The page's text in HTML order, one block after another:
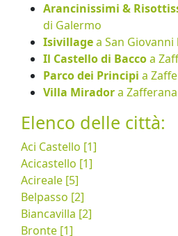
Arancinissimi &
di Galermo
Isivillagea San Giovanni
Il Castello di Baccoa
Parco dei Principi a
Villa Miradora
Elenco delle città:
Aci Castello [1]
Acicastello [1]
Acireale [5]
Belpasso [2]
Biancavilla [2]
Bronte [1]